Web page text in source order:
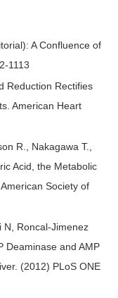
A Confluence of
1113
Reduction Rectifies
American Heart
R., Nakagawa T.,
Acid, the Metabolic
Society of
N, Roncal-Jimenez
Deaminase and AMP
(2012) PLoS ONE